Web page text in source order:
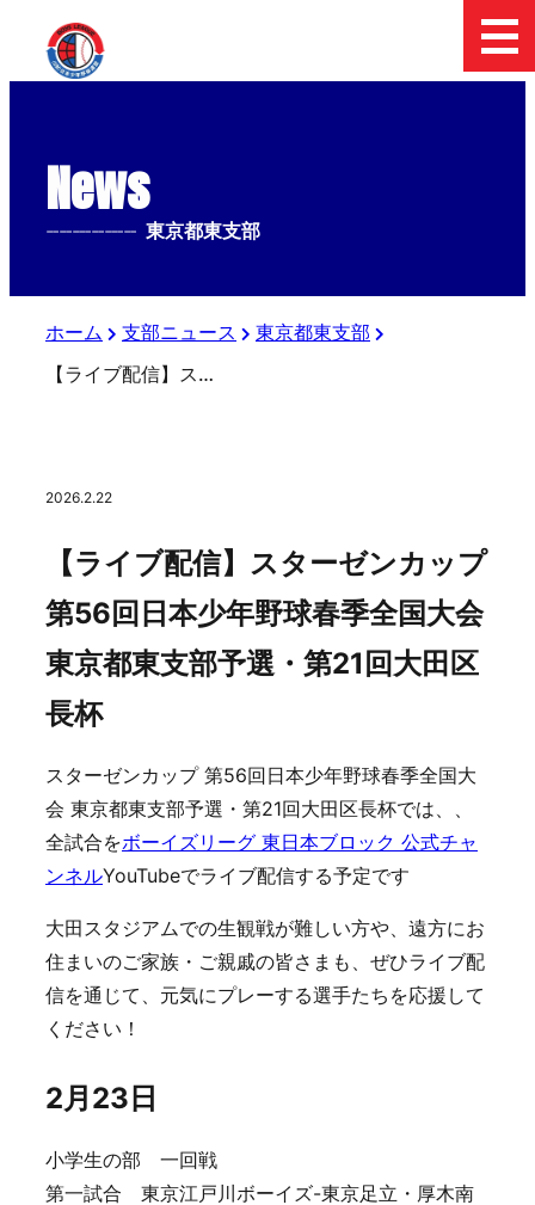
News
-------------- 東京都東支部
ホーム 支部ニュース
東京都東支部
【ライブ配信】スターゼンカップ 第56回日本少年野球春季全国大会 東京都東支部予選・第21回大田区長杯
2026.2.22
【ライブ配信】スターゼンカップ
第56回日本少年野球春季全国大会
東京都東支部予選・第21回大田区
長杯
スターゼンカップ 第56回日本少年野球春季全国大
会 東京都東支部予選・第21回大田区長杯では、、
全試合をボーイズリーグ 東日本ブロック 公式チャ
ンネルYouTubeでライブ配信する予定です
大田スタジアムでの生観戦が難しい方や、遠方にお
住まいのご家族・ご親戚の皆さまも、ぜひライブ配
信を通じて、元気にプレーする選手たちを応援して
ください！
2月23日
小学生の部 一回戦
第一試合 東京江戸川ボーイズ-東京足立・厚木南